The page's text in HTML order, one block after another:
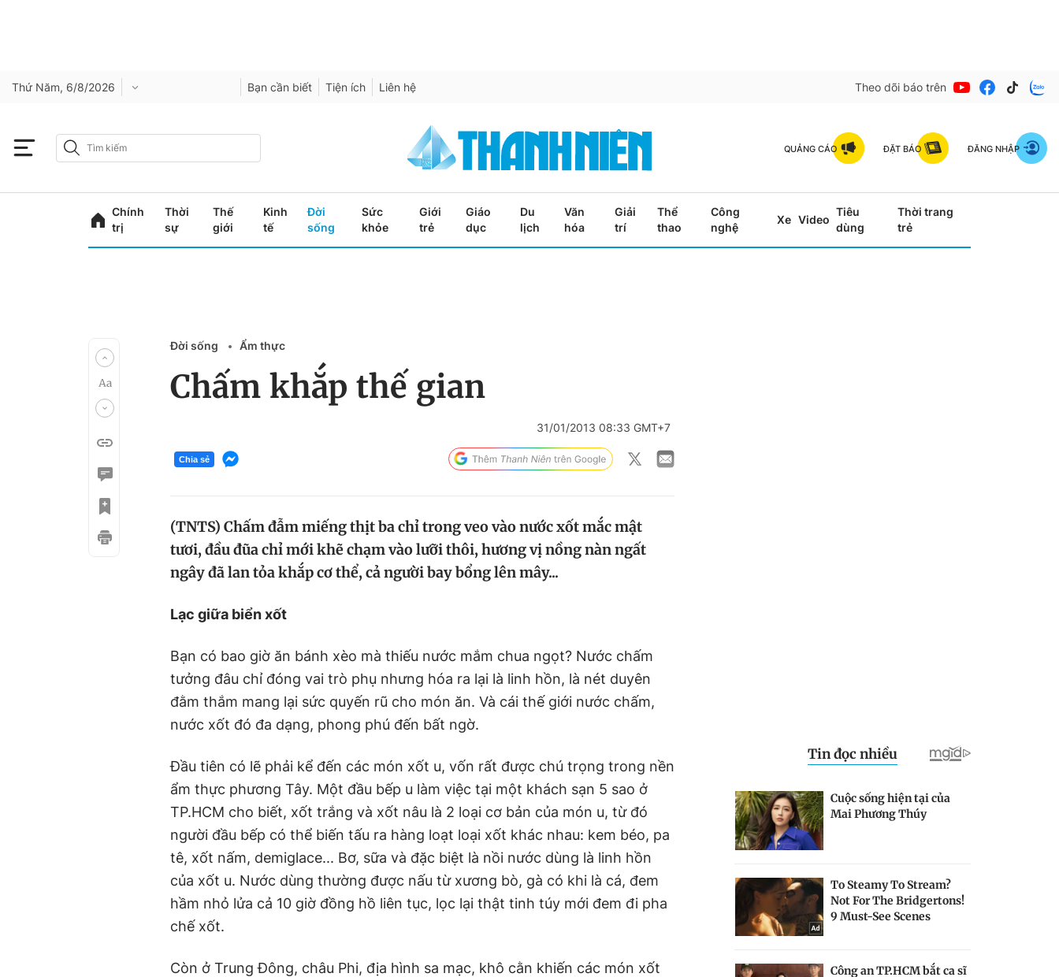
Thứ Năm, 6/8/2026 Bạn cần biết Tiện ích Liên hệ Theo dõi báo trên
QUẢNG CÁO ĐẶT BÁO ĐĂNG NHẬP
Chính
trị
Thời
sự
Thế
giới
Kinh
tế
Đời
sống
Sức
khỏe
Giới
trẻ
Giáo
dục
Du
lịch
Văn
hóa
Giải
trí
Thể
thao
Công
nghệ
Xe Video
Tiêu
dùng
Thời trang
trẻ
Đời sống Ẩm thực
Chấm khắp thế gian
31/01/2013 08:33 GMT+7
Chia sẻ
(TNTS) Chấm đẫm miếng thịt ba chỉ trong veo vào nước xốt mắc mật
tươi, đầu đũa chỉ mới khẽ chạm vào lưỡi thôi, hương vị nồng nàn ngất
ngây đã lan tỏa khắp cơ thể, cả người bay bổng lên mây...
Lạc giữa biển xốt
Bạn có bao giờ ăn bánh xèo mà thiếu nước mắm chua ngọt? Nước chấm
tưởng đâu chỉ đóng vai trò phụ nhưng hóa ra lại là linh hồn, là nét duyên
đằm thắm mang lại sức quyến rũ cho món ăn. Và cái thế giới nước chấm,
nước xốt đó đa dạng, phong phú đến bất ngờ.
Đầu tiên có lẽ phải kể đến các món xốt u, vốn rất được chú trọng trong nền
ẩm thực phương Tây. Một đầu bếp u làm việc tại một khách sạn 5 sao ở
TP.HCM cho biết, xốt trắng và xốt nâu là 2 loại cơ bản của món u, từ đó
người đầu bếp có thể biến tấu ra hàng loạt loại xốt khác nhau: kem béo, pa
tê, xốt nấm, demiglace... Bơ, sữa và đặc biệt là nồi nước dùng là linh hồn
của xốt u. Nước dùng thường được nấu từ xương bò, gà có khi là cá, đem
hầm nhỏ lửa cả 10 giờ đồng hồ liên tục, lọc lại thật tinh túy mới đem đi pha
chế xốt.
Còn ở Trung Đông, châu Phi, địa hình sa mạc, khô cằn khiến các món xốt